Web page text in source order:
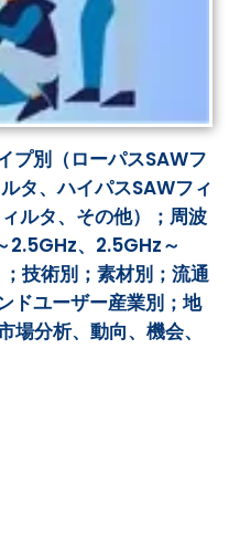
プ別（ローパスSAWフ
タ、ハイパスSAWフィ
ルタ、その他）；周波
2.5GHz、2.5GHz～
技術別；素材別；流通
ドユーザー産業別；地
分析、動向、機会、